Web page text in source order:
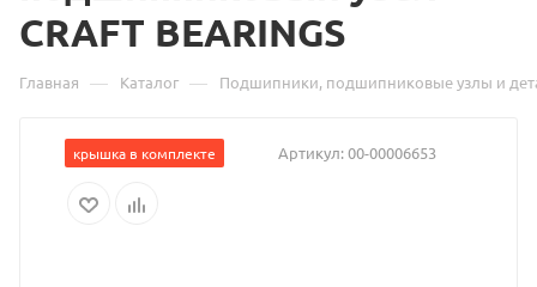
204
UCP
(SUCPPL-
204-
CRAFT BEARINGS
Главная — Каталог — Подшипники, подшипниковые узлы и
крышка в комплекте Артикул:00-00006653